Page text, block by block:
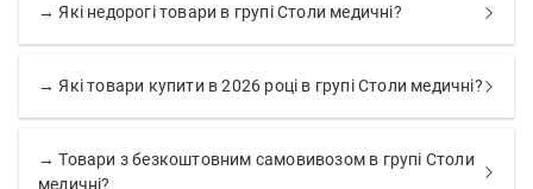
→ Які недорогі товари в групі Столи медичні?
→ Які товари купити в 2026 році в групі Столи медичні?
→ Товари з безкоштовним самовивозом в групі Столи
медичні?